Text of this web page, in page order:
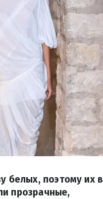
белых, поэтому их в
прозрачные,